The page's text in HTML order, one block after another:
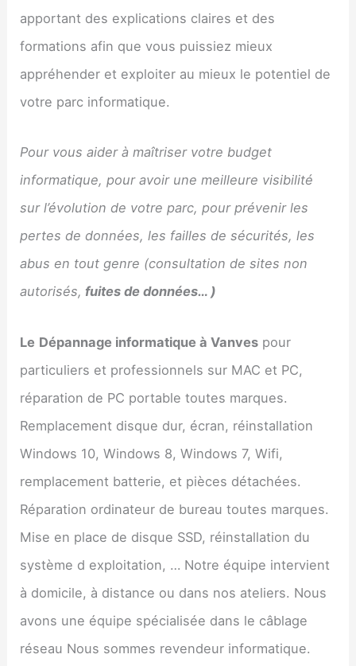
apportant des explications claires et des
formations afin que vous puissiez mieux
appréhender et exploiter au mieux le potentiel de
votre parc informatique.
Pour vous aider à maîtriser votre budget
informatique, pour avoir une meilleure visibilité
sur l’évolution de votre parc, pour prévenir les
pertes de données, les failles de sécurités, les
abus en tout genre (consultation de sites non
autorisés, fuites de données… )
Le Dépannage informatique àVanves pour
particuliers et professionnels sur MAC et PC,
réparation de PC portable toutes marques.
Remplacement disque dur, écran, réinstallation
Windows 10, Windows 8, Windows 7, Wifi,
remplacement batterie, et pièces détachées.
Réparation ordinateur de bureau toutes marques.
Mise en place de disque SSD, réinstallation du
système d exploitation, … Notre équipe intervient
à domicile, à distance ou dans nos ateliers. Nous
avons une équipe spécialisée dans le câblage
réseau Nous sommes revendeur informatique.